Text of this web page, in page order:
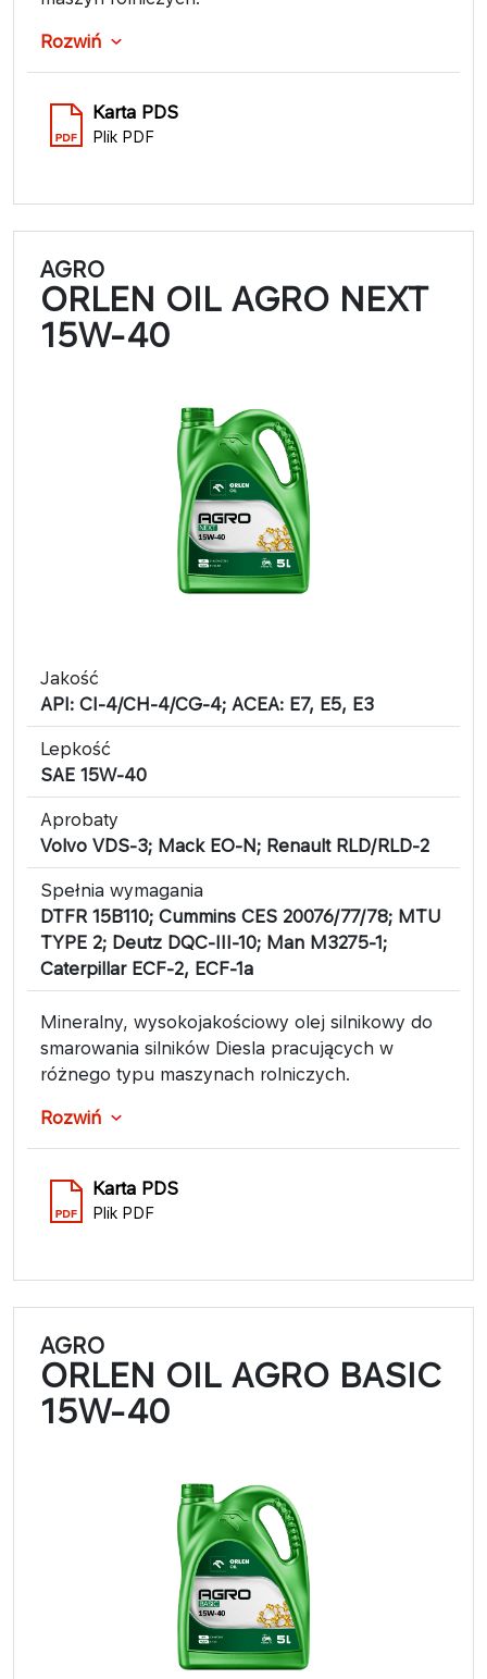
Rozwiń
Karta PDS
Plik PDF
AGRO
ORLEN OIL AGRO NEXT
15W-40
Jakość
API: CI-4/CH-4/CG-4; ACEA: E7, E5, E3
Lepkość
SAE 15W-40
Aprobaty
Volvo VDS-3; Mack EO-N; Renault RLD/RLD-2
Spełnia wymagania
DTFR 15B110; Cummins CES 20076/77/78; MTU
TYPE 2; Deutz DQC-III-10; Man M3275-1;
Caterpillar ECF-2, ECF-1a
Mineralny, wysokojakościowy olej silnikowy do
smarowania silników Diesla pracujących w
różnego typu maszynach rolniczych.
Rozwiń
Karta PDS
Plik PDF
AGRO
ORLEN OIL AGRO BASIC
15W-40